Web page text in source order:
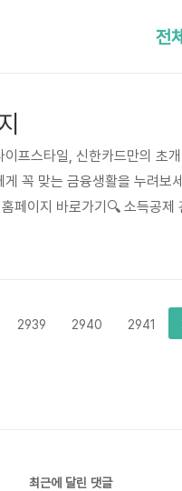
전
프스타일, 신한카드만의 초
꼭 맞는 금융생활을 누려
페이지 바로가기🔍 소득공
간편하게 신청하세요. 전용
필요한 경우 전용
2939 2940 2941
최근에 달린 댓글